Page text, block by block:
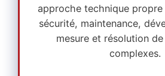
approche technique
sécurité, maintenance,
mesure et résolution
complexes.